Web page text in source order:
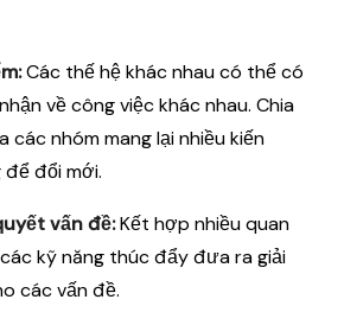
Các thế hệ khác nhau có thể có
về công việc khác nhau. Chia
các nhóm mang lại nhiều kiến
đổi mới.
vấn đề:Kết hợp nhiều quan
kỹ năng thúc đẩy đưa ra giải
các vấn đề.